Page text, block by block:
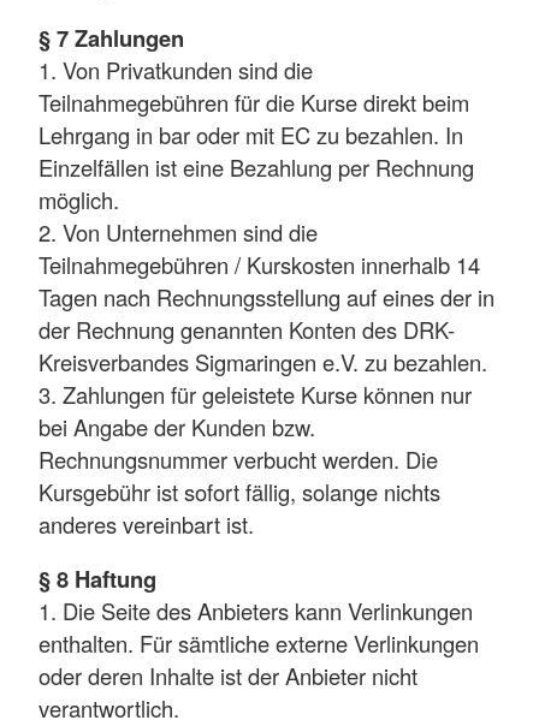
§ 7 Zahlungen
1. Von Privatkunden sind die
Teilnahmegebühren für die Kurse direkt beim
Lehrgang in bar oder mit EC zu bezahlen. In
Einzelfällen ist eine Bezahlung per Rechnung
möglich.
2. Von Unternehmen sind die
Teilnahmegebühren / Kurskosten innerhalb 14
Tagen nach Rechnungsstellung auf eines der in
der Rechnung genannten Konten des DRK-
Kreisverbandes Sigmaringen e.V. zu bezahlen.
3. Zahlungen für geleistete Kurse können nur
bei Angabe der Kunden bzw.
Rechnungsnummer verbucht werden. Die
Kursgebühr ist sofort fällig, solange nichts
anderes vereinbart ist.
§ 8 Haftung
1. Die Seite des Anbieters kann Verlinkungen
enthalten. Für sämtliche externe Verlinkungen
oder deren Inhalte ist der Anbieter nicht
verantwortlich.